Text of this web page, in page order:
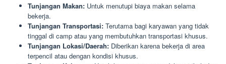
Tunjangan Makan: Untuk menutupi biaya makan selama
bekerja.
Tunjangan Transportasi: Terutama bagi karyawan yang tidak
tinggal di camp atau yang membutuhkan transportasi khusus.
Tunjangan Lokasi/Daerah: Diberikan karena bekerja di area
terpencil atau dengan kondisi khusus.